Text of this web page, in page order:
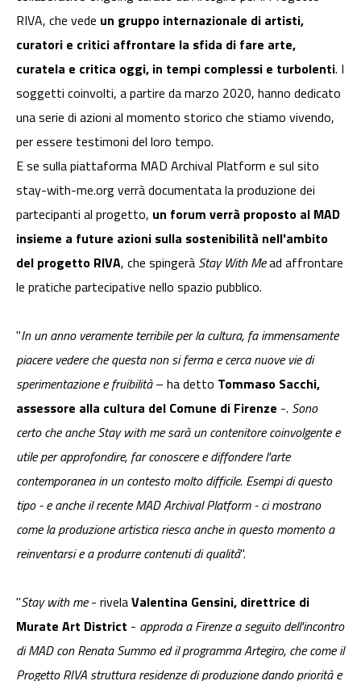
RIVA, che vede un gruppo internazionale di artisti,
curatori e critici affrontare la sfida di fare arte,
curatela e critica oggi, in tempi complessi e turbolenti. I
soggetti coinvolti, a partire da marzo 2020, hanno dedicato
una serie di azioni al momento storico che stiamo vivendo,
per essere testimoni del loro tempo.
E se sulla piattaforma MAD Archival Platform e sul sito
stay-with-me.org verrà documentata la produzione dei
partecipanti al progetto, un forum verrà proposto al MAD
insieme a future azioni sulla sostenibilità nell'ambito
del progetto RIVA, che spingerà Stay With Mead affrontare
le pratiche partecipative nello spazio pubblico.
"In un anno veramente terribile per la cultura, fa immensamente
piacere vedere che questa non si ferma e cerca nuove vie di
sperimentazione e fruibilità– ha detto Tommaso Sacchi,
assessore alla cultura del Comune di Firenze -. Sono
certo che anche Stay with me sarà un contenitore coinvolgente e
utile per approfondire, far conoscere e diffondere l'arte
contemporanea in un contesto molto difficile. Esempi di questo
tipo - e anche il recente MAD Archival Platform - ci mostrano
come la produzione artistica riesca anche in questo momento a
reinventarsi e a produrre contenuti di qualità".
"Stay with me- rivelaValentina Gensini, direttrice di
Murate Art District - approda a Firenze a seguito dell'incontro
di MAD con Renata Summo ed il programma Artegiro, che come il
Progetto RIVA struttura residenze di produzione dando priorità e